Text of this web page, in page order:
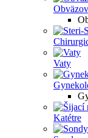
Vaty
Katétre